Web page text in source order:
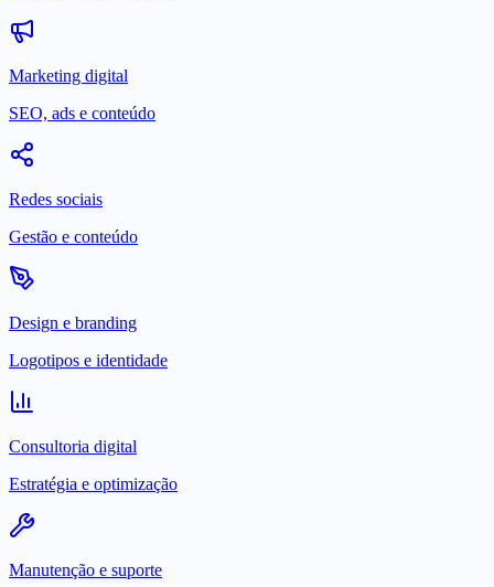
Marketing digital
SEO, ads e conteúdo
Redes sociais
Gestão e conteúdo
Design e branding
Logotipos e identidade
Consultoria digital
Estratégia e optimização
Manutenção e suporte